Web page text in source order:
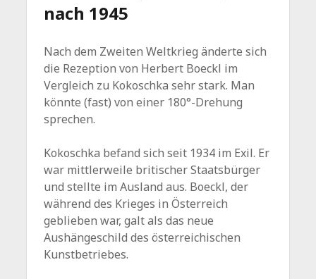
nach 1945
Nach dem Zweiten Weltkrieg änderte sich
die Rezeption von Herbert Boeckl im
Vergleich zu Kokoschka sehr stark. Man
könnte (fast) von einer 180°-Drehung
sprechen.
Kokoschka befand sich seit 1934 im Exil. Er
war mittlerweile britischer Staatsbürger
und stellte im Ausland aus. Boeckl, der
während des Krieges in Österreich
geblieben war, galt als das neue
Aushängeschild des österreichischen
Kunstbetriebes.